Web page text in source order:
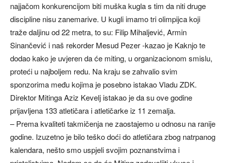
najjačom konkurencijom biti muška kugla s tim da niti druge
discipline nisu zanemarive. U kugli imamo tri olimpijca koji
traže daljinu od 22 metra, to su: Filip Mihaljević, Armin
Sinančević i naš rekorder Mesud Pezer -kazao je Kaknjo te
dodao kako je uvjeren da će miting, u organizacionom smislu,
proteći u najboljem redu. Na kraju se zahvalio svim
sponzorima među kojima je posebno istakao Vladu ZDK.
Direktor Mitinga Aziz Kevelj istakao je da su ove godine
prijavljena 133 atletičara i atletičarke iz 11 zemalja.
– Prema kvaliteti takmičenja ne zaostajemo u odnosu na ranije
godine. Izuzetno je bilo teško doći do atletičara zbog natrpanog
kalendara, nešto smo uspjeli svojim poznanstvima i